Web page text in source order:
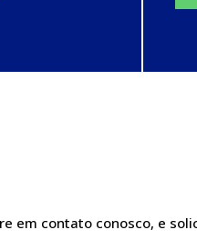
em contato conosco, e